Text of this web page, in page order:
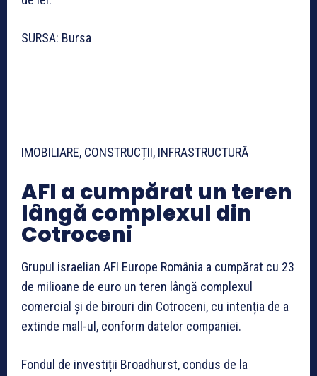
SURSA: Bursa
IMOBILIARE, CONSTRUCȚII, INFRASTRUCTURĂ
AFI a cumpărat un teren
lângă complexul din
Cotroceni
Grupul israelian AFI Europe România a cumpărat cu 23
de milioane de euro un teren lângă complexul
comercial și de birouri din Cotroceni, cu intenția de a
extinde mall-ul, conform datelor companiei.
Fondul de investiții Broadhurst, condus de la